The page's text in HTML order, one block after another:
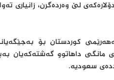
لێ وەردەگرن، زانیاری
120 هاوڵاتی لەهەرێمی
گەڕاوەتەوە. ئەو هاوڵاتییانە لە 9 و 10ی مانگی
سعودیە.